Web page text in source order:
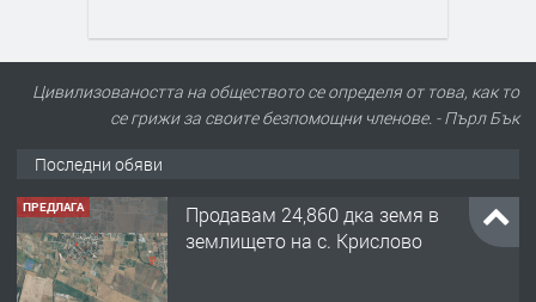
Цивилизоваността на обществото се определя от това, как то
се грижи за своите безпомощни членове. - Пърл Бък
Последни обяви
ПРЕДЛАГА
Продавам 24,860 дка земя в
землището на с. Крислово